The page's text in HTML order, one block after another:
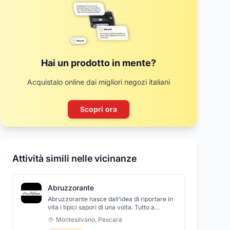
Hai un prodotto in mente?
Acquistalo online dai migliori negozi italiani
Scopri ora
Attività simili nelle vicinanze
Abruzzorante
Abruzzorante nasce dall’idea di riportare in
vita i tipici sapori di una volta. Tutto a
conduzione familiare con ricette
tramandate da madre in figlia, da più di 5
Montesilvano, Pescara